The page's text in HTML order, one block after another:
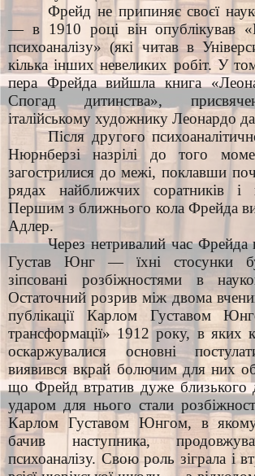
Фрейд не припиняє своєї
— в 1910 році він опублікував
психоаналізу» (які читав в
кілька інших невеликих робіт. У
пера Фрейда вийшла книга
Спогад дитинства»,
італійському художнику Леонардо
Після другого
Нюрнберзі назрілі до того
загострилися до межі, поклавши
рядах найближчих соратників і
Першим з ближнього кола Фрейда
Адлер.
Через нетривалий час Фрейда
Густав Юнг — їхні стосунки
зіпсовані розбіжностями в
Остаточний розрив між двома
публікації Карлом Густавом
трансформації» 1912 року, в яких
оскаржувалися основні
виявився вкрай болючим для них
що Фрейд втратив дуже близького
ударом для нього стали
Карлом Густавом Юнгом, в
бачив наступника,
психоаналізу. Свою роль зіграла і